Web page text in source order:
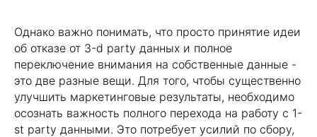
Однако важно понимать, что просто принятие идеи
об отказе от 3-d party данных и полное
переключение внимания на собственные данные -
это две разные вещи. Для того, чтобы существенно
улучшить маркетинговые результаты, необходимо
осознать важность полного перехода на работу с 1-
st party данными. Это потребует усилий по сбору,